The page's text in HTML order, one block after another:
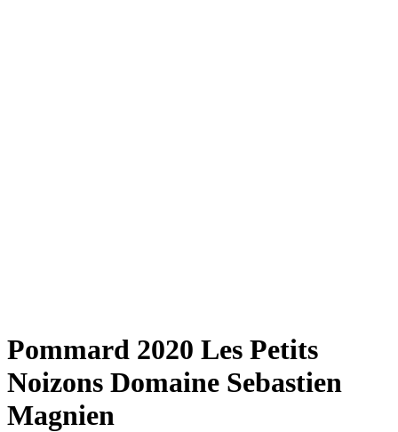
Pommard 2020 Les Petits
Noizons Domaine Sebastien
Magnien